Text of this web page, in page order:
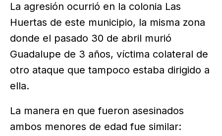
La agresión ocurrió en la colonia Las
Huertas de este municipio, la misma zona
donde el pasado 30 de abril murió
Guadalupe de 3 años, víctima colateral de
otro ataque que tampoco estaba dirigido a
ella.
La manera en que fueron asesinados
ambos menores de edad fue similar: